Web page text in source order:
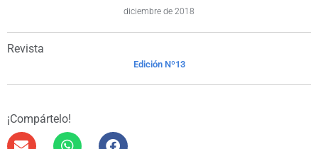
diciembre de 2018
Revista
Edición Nº13
¡Compártelo!